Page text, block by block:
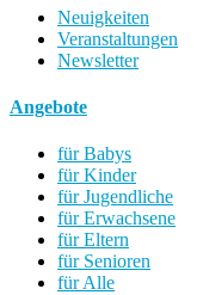
Neuigkeiten
Veranstaltungen
Newsletter
Angebote
für Babys
für Kinder
für Jugendliche
für Erwachsene
für Eltern
für Senioren
für Alle